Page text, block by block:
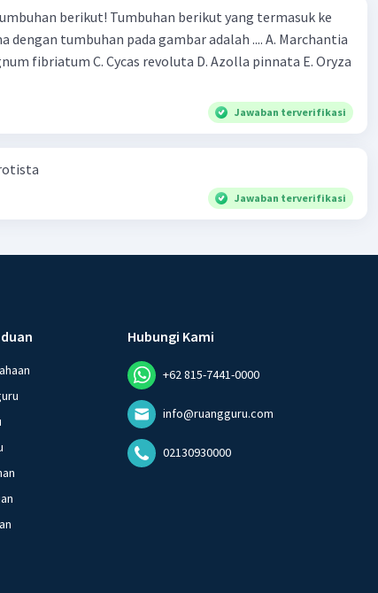
berikut! Tumbuhan berikut yang termasuk ke
dengan tumbuhan pada gambar adalah .... A. Marchantia
fibriatum C. Cycas revoluta D. Azolla pinnata E. Oryza
Jawaban terverifikasi
Jawaban terverifikasi
Hubungi Kami
+62 815-7441-0000
info@ruangguru.com
02130930000